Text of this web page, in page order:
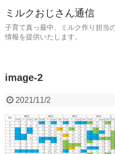
ミルクおじさん通信
子育て真っ最中、ミルク作り担当
情報を提供いたします。
image-2
2021/11/2